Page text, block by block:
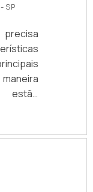
SP
estão
de
à